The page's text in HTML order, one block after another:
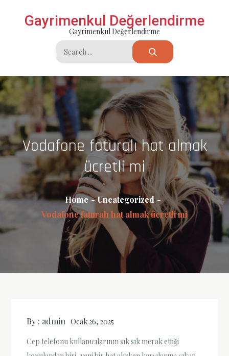
Gayrimenkul Değerlendirme
Gayrimenkul Değerlendirme
Search
for:
Vodafone faturalı hat almak
ücretli mi
Home
Uncategorized
Vodafone faturalı hat almak ücretli mi
By : admin Ocak 26, 2025
Cep telefonu kullanıcılarının sık sık merak ettiği